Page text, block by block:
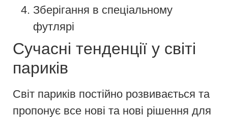
Зберігання в спеціальному
футлярі
Сучасні тенденції у світі
париків
Світ париків постійно розвивається та
пропонує все нові та нові рішення для